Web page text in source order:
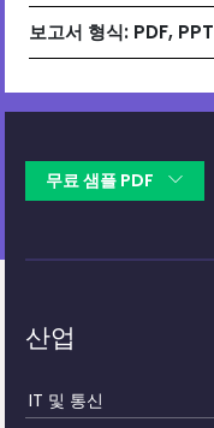
보고서 형식: PDF, PPT
무료 샘플 PDF
산업
IT 및 통신